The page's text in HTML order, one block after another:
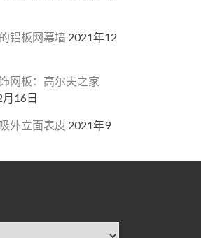
铝板网幕墙 2021年12
网板：高尔夫之家
16日
外立面表皮 2021年9